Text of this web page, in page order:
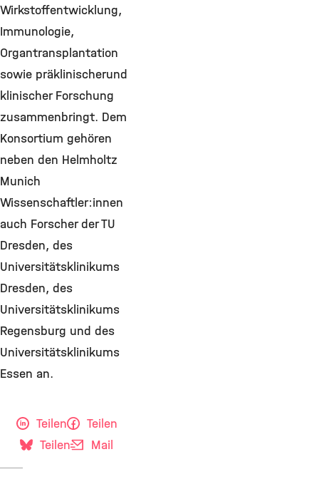
Wirkstoffentwicklung,
Immunologie,
Organtransplantation
sowie präklinischerund
klinischer Forschung
zusammenbringt. Dem
Konsortium gehören
neben den Helmholtz
Munich
Wissenschaftler:innen
auch Forscher der TU
Dresden, des
Universitätsklinikums
Dresden, des
Universitätsklinikums
Regensburg und des
Universitätsklinikums
Essen an.
Teilen
Teilen
Teilen
Mail